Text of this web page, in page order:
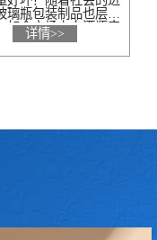
璃瓶包装制品也层出
如今市场上白酒瓶产
越多，消费者在选择
时也产生了一定的困
详情>>